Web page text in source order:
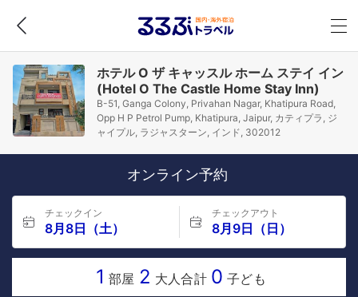
ホテル O ザ キャッスル ホーム ステイ イン
(Hotel O The Castle Home Stay Inn)
B-51, Ganga Colony, Privahan Nagar, Khatipura Road,
Opp H P Petrol Pump, Khatipura, Jaipur, カティプラ, ジ
ャイプル, ラジャスターン, インド, 302012
オンライン予約
チェックイン
8月8日（土）
チェックアウト
8月9日（日）
1 部屋 2 大人合計 0 子ども